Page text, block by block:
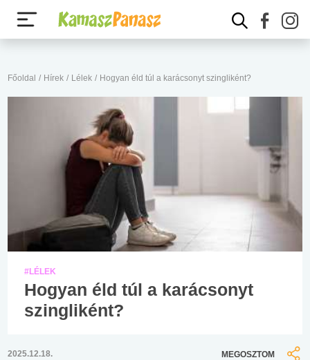
Főoldal / Hírek / Lélek / Hogyan éld túl a karácsonyt szingliként?
#LÉLEK
Hogyan éld túl a karácsonyt
szingliként?
2025.12.18.
MEGOSZTOM